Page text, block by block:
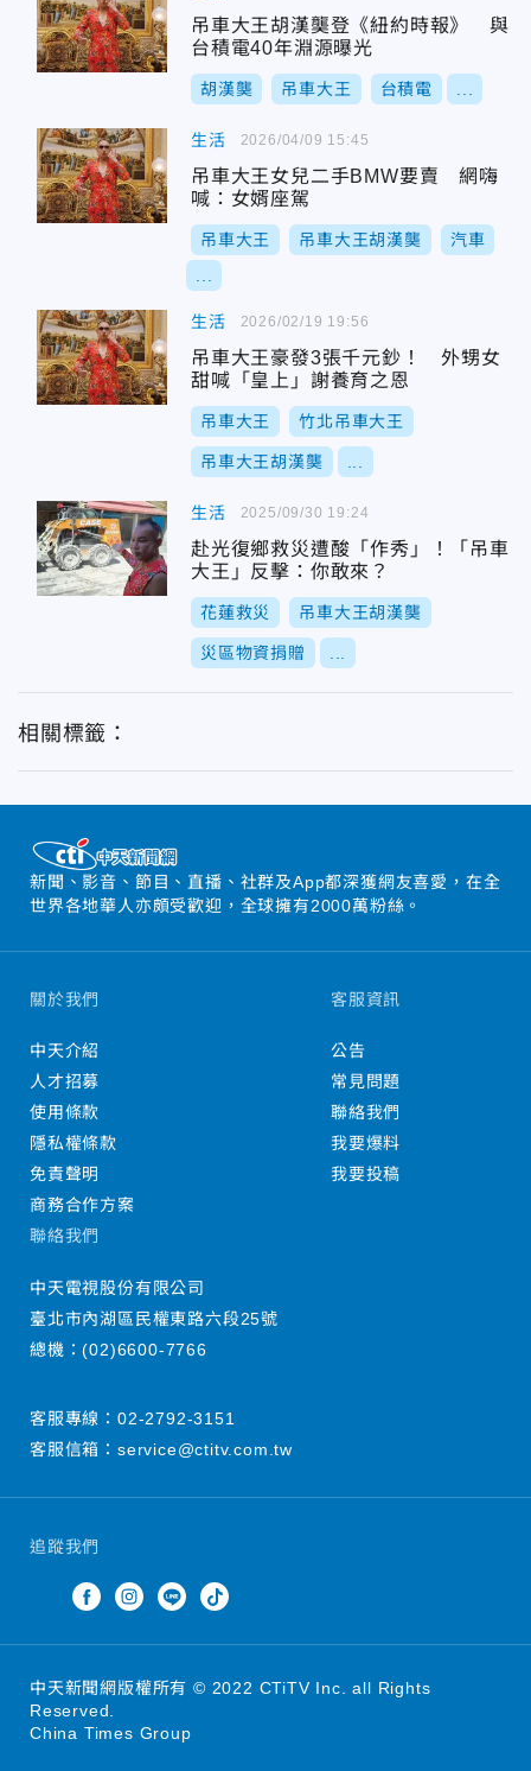
吊車大王胡漢龑登《紐約時報》 與
台積電40年淵源曝光
胡漢龑 吊車大王 台積電
生活
吊車大王女兒二手BMW要賣 網嗨
喊：女婿座駕
吊車大王 吊車大王胡漢龑 汽車
2026/04/09 15:45
生活
吊車大王豪發3張千元鈔！ 外甥女
甜喊「皇上」謝養育之恩
吊車大王 竹北吊車大王
吊車大王胡漢龑
2026/02/19 19:56
生活
赴光復鄉救災遭酸「作秀」！「吊車
大王」反擊：你敢來？
花蓮救災 吊車大王胡漢龑
災區物資捐贈
2025/09/30 19:24
相關標籤：
新聞、影音、節目、直播、社群及App都深獲網友喜愛，在全
世界各地華人亦頗受歡迎，全球擁有2000萬粉絲。
追蹤我們
關於我們
中天介紹
人才招募
使用條款
隱私權條款
免責聲明
商務合作方案
客服資訊
公告
常見問題
聯絡我們
我要爆料
我要投稿
聯絡我們
中天電視股份有限公司
臺北市內湖區民權東路六段25號
總機：(02)6600-7766
客服專線： 02-2792-3151
客服信箱： service@ctitv.com.tw
中天新聞網版權所有 © 2022 CTiTV Inc. all Rights
Reserved.
China Times Group